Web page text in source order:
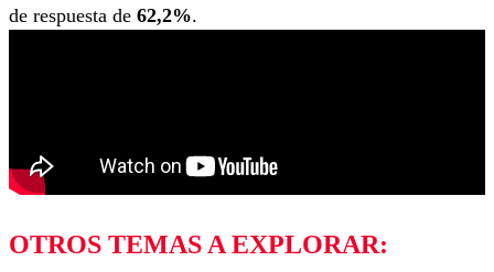
de respuesta de 62,2%.
OTROS TEMAS A EXPLORAR: